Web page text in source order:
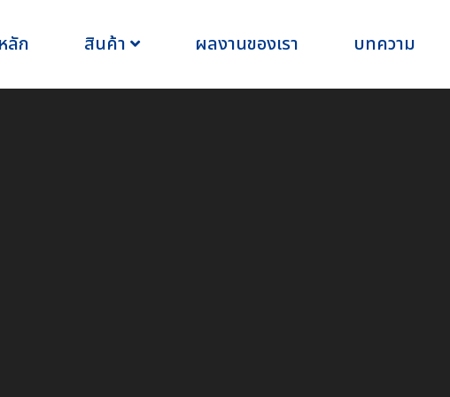
ลัก สินค้า ผลงานของเรา บทความ